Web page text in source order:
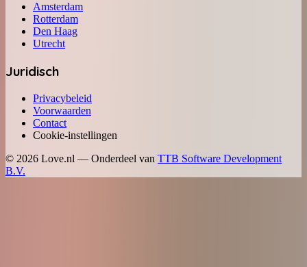
Amsterdam
Rotterdam
Den Haag
Utrecht
Juridisch
Privacybeleid
Voorwaarden
Contact
Cookie-instellingen
© 2026 Love.nl — Onderdeel van TTB Software Development
B.V.